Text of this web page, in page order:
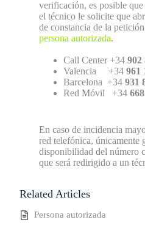
verificación, es posible que
el técnico le solicite que
de constancia de la
persona autorizada.
Call Center +34 902
Valencia +34 961
Barcelona +34 931
Red Móvil +34
En caso de incidencia
red telefónica, únicamente
disponibilidad del número
que será redirigido a un
Related Articles
Persona autorizada